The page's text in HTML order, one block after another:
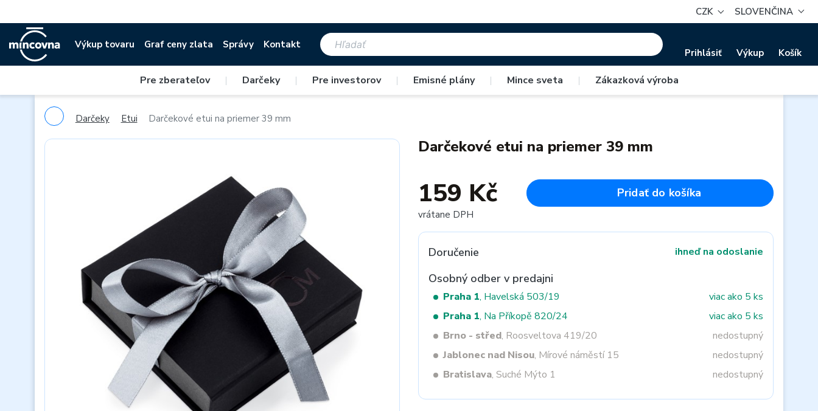
CZK SLOVENČINA
Výkup tovaru Graf ceny zlata Správy Kontakt
Prihlásiť Výkup Košík
Pre zberateľov | Darčeky | Pre investorov | Emisné plány | Mince sveta | Zákazková výroba
Darčeky Etui Darčekové etui na priemer 39 mm
Darčekové etui na priemer 39 mm
159 Kč
vrátane DPH
Pridať do košíka
Doručenie ihneď na odoslanie
Osobný odber v predajni
Praha 1, Havelská 503/19
viac ako 5 ks
Praha 1, Na Příkopě 820/24
viac ako 5 ks
Brno - střed, Roosveltova 419/20
nedostupný
Jablonec nad Nisou, Mírové náměstí 15
nedostupný
Bratislava, Suché Mýto 1 nedostupný